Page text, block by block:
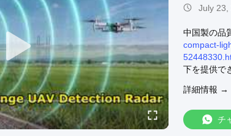
July 23,
中国製の品
compact-
下を提供で
車両搭載型
https://
325957.html
詳細情報 →
チ